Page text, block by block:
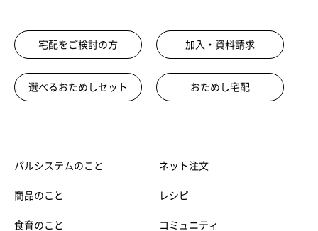
宅配をご検討の方 加入・資料請求
選べるおためしセット おためし宅配
パルシステムのこと
商品のこと
食育のこと
ネット注文
レシピ
コミュニティ